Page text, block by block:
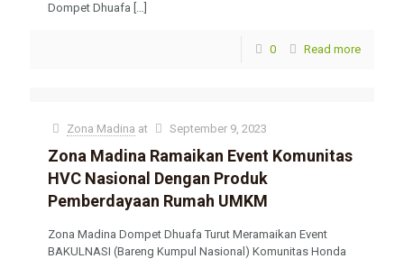
Dompet Dhuafa […]
0 Read more
Zona Madina at September 9, 2023
Zona Madina Ramaikan Event Komunitas
HVC Nasional Dengan Produk
Pemberdayaan Rumah UMKM
Zona Madina Dompet Dhuafa Turut Meramaikan Event
BAKULNASI (Bareng Kumpul Nasional) Komunitas Honda